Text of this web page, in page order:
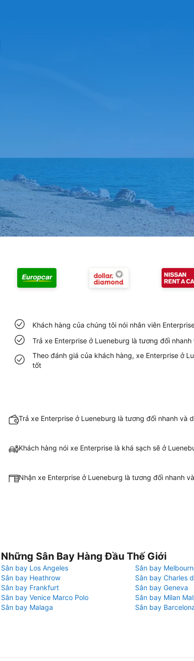
Khách hàng của chúng tôi nói nhân viên
Trả xe Enterprise ở Lueneburg là tương đối
Theo đánh giá của khách hàng, xe Enterprise ở
tốt
Trả xe Enterprise ở Lueneburg là tương đối nhanh và
Khách hàng nói xe Enterprise là khá sạch sẽ ở
Nhận xe Enterprise ở Lueneburg là tương đối nhanh
Những Sân Bay Hàng Đầu Thế Giới
Sân bay Los Angeles
Sân bay
Sân bay Heathrow
Sân bay Charles
Sân bay Frankfurt
Sân bay Geneva
Sân bay Venice Marco Polo
Sân bay Milan
Sân bay Malaga
Sân bay